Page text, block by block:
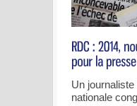
Un
nationale